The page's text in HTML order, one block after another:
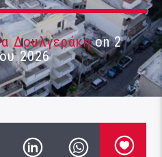
Δουλγεράκηon 2
2026